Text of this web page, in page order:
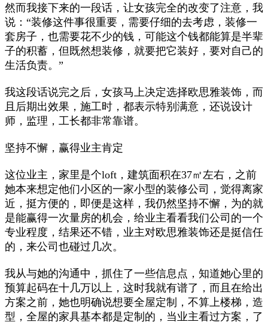
然而我接下来的一段话，让女孩完全的改变了注意，我
说：“装修这件事很重要，需要仔细的去考虑，装修一
套房子，也需要花不少的钱，可能这个钱都能算是半辈
子的积蓄，但既然想装修，就要把它装好，要对自己的
生活负责。”
我这段话说完之后，女孩马上决定选择欧思雅装饰，而
且后期出效果，施工时，都表示特别满意，还说设计
师，监理，工长都非常靠谱。
坚持不懈，赢得业主肯定
这位业主，家里是个loft，建筑面积在37㎡左右，之前
她本来想定他们小区的一家小型的装修公司，觉得离家
近，挺方便的，即便是这样，我仍然坚持不懈，为的就
是能赢得一次量房的机会，给业主看看我们公司的一个
专业程度，结果还不错，业主对欧思雅装饰还是挺信任
的，来公司也碰过几次。
我从与她的沟通中，抓住了一些信息点，知道她心里的
预算起码在十几万以上，这时我就有谱了，而且在给出
方案之前，她也明确说想要全屋定制，不算上楼梯，造
型，全屋的家具基本都是定制的，当业主看过方案，了